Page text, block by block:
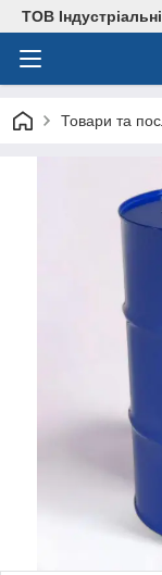
ТОВ
Товари та